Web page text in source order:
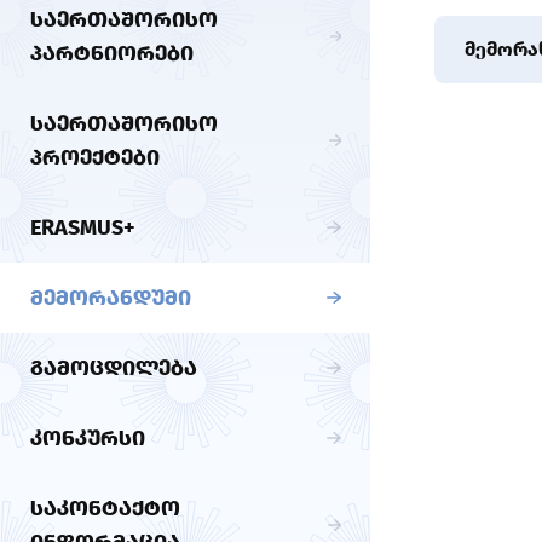
ᲡᲐᲔᲠᲗᲐᲨᲝᲠᲘᲡᲝ
ᲞᲐᲠᲢᲜᲘᲝᲠᲔᲑᲘ
ᲡᲐᲔᲠᲗᲐᲨᲝᲠᲘᲡᲝ
ᲞᲠᲝᲔᲥᲢᲔᲑᲘ
ERASMUS+
ᲛᲔᲛᲝᲠᲐᲜᲓᲣᲛᲘ
ᲒᲐᲛᲝᲪᲓᲘᲚᲔᲑᲐ
ᲙᲝᲜᲙᲣᲠᲡᲘ
ᲡᲐᲙᲝᲜᲢᲐᲥᲢᲝ